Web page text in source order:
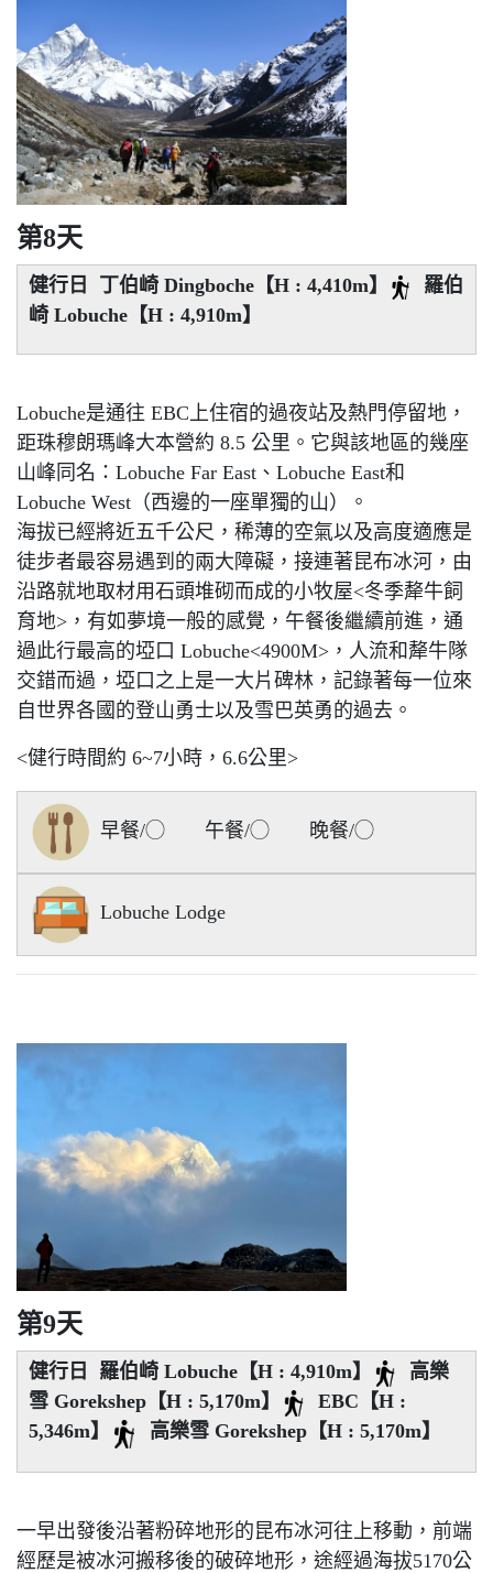
第8天
健行日 丁伯崎 Dingboche【H : 4,410m】
羅伯
崎 Lobuche【H : 4,910m】
Lobuche是通往 EBC上住宿的過夜站及熱門停留地，
距珠穆朗瑪峰大本營約 8.5 公里。它與該地區的幾座
山峰同名：Lobuche Far East、Lobuche East和
Lobuche West（西邊的一座單獨的山）。
海拔已經將近五千公尺，稀薄的空氣以及高度適應是
徒步者最容易遇到的兩大障礙，接連著昆布冰河，由
沿路就地取材用石頭堆砌而成的小牧屋<冬季犛牛飼
育地>，有如夢境一般的感覺，午餐後繼續前進，通
過此行最高的埡口 Lobuche<4900M>，人流和犛牛隊
交錯而過，埡口之上是一大片碑林，記錄著每一位來
自世界各國的登山勇士以及雪巴英勇的過去。
<健行時間約 6~7小時，6.6公里>
早餐/◯ 午餐/◯ 晚餐/◯
Lobuche Lodge
第9天
健行日 羅伯崎 Lobuche【H : 4,910m】
高樂
雪 Gorekshep【H : 5,170m】
EBC【H :
5,346m】
高樂雪 Gorekshep【H : 5,170m】
一早出發後沿著粉碎地形的昆布冰河往上移動，前端
經歷是被冰河搬移後的破碎地形，途經過海拔5170公